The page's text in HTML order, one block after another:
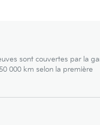
sont couvertes par la
000 km selon la première